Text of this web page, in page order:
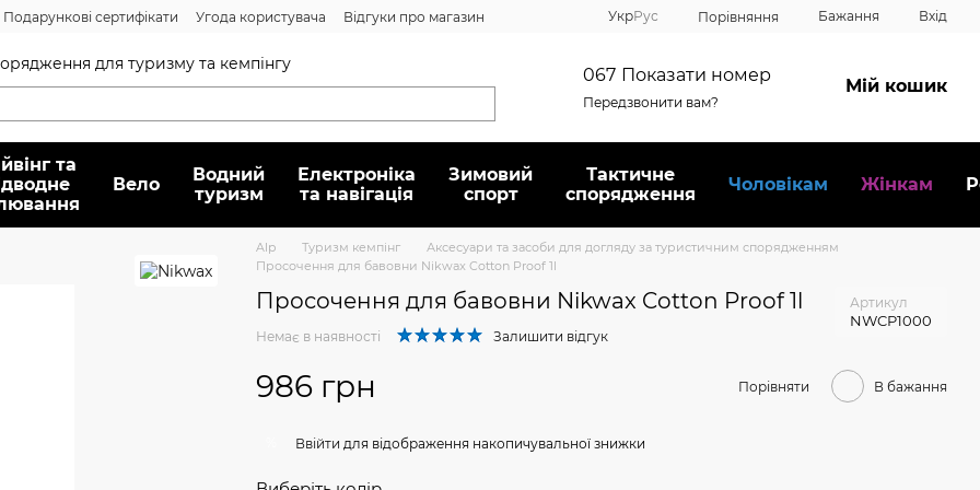
Подарункові сертифікати Угода користувача
Відгуки про магазин
УкрРус Порівняння Бажання Вхід
для туризму та кемпінгу
067 Показати номер
Передзвонити вам?
Мій кошик
та
Вело
Водний
туризм
Електроніка
та навігація
Зимовий
спорт
Тактичне
спорядження
Чоловікам Жінкам
Alp Туризм кемпінг
Аксесуари та засоби для догляду за туристичним спорядженням
Просочення для бавовни Nikwax Cotton Proof 1l
Просочення для бавовни Nikwax Cotton Proof 1l Артикул
NWCP1000
Немає в наявності Залишити відгук
986 грн Порівняти В бажання
Ввійти для відображення накопичувальної знижки